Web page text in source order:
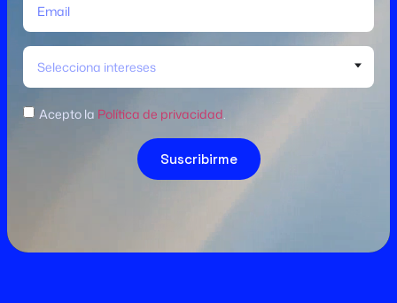
Selecciona intereses
Acepto la Política de privacidad.
Suscribirme